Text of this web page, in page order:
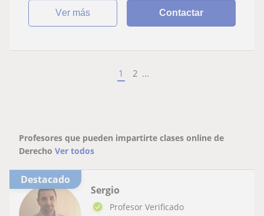
ver más Contactar
1 2 ...
Profesores que pueden impartirte clases online de
Derecho Ver todos
Destacado
Sergio
Profesor Verificado